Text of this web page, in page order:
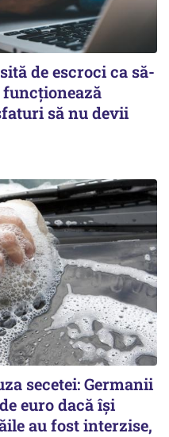
de escroci ca să-
funcționează
să nu devii
secetei: Germanii
euro dacă își
au fost interzise,